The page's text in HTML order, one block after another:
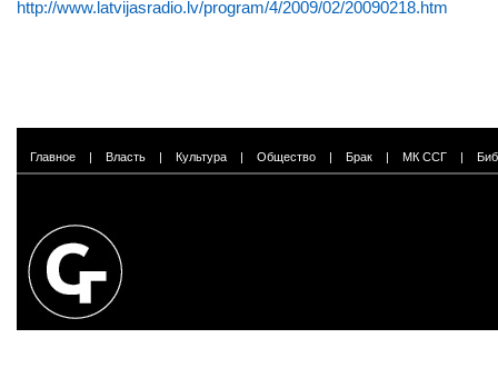
http://www.latvijasradio.lv/program/4/2009/02/20090218.htm
Главное | Власть | Культура | Общество | Брак | МК ССГ |